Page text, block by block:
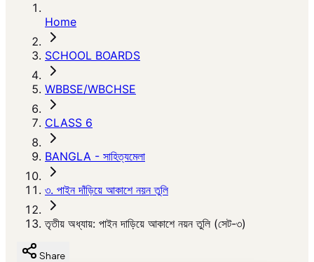
Home
SCHOOL BOARDS
WBBSE/WBCHSE
CLASS 6
BANGLA - সাহিত্যমেলা
৩. পাইন দাঁড়িয়ে আকাশে নয়ন তুলি
তৃতীয় অধ্যায়: পাইন দাড়িয়ে আকাশে নয়ন তুলি (সেট-৩)
Share